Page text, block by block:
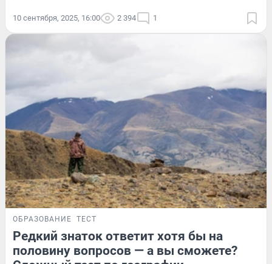
10 сентября, 2025, 16:00 2 394 1
ОБРАЗОВАНИЕ ТЕСТ
Редкий знаток ответит хотя бы на
половину вопросов — а вы сможете?